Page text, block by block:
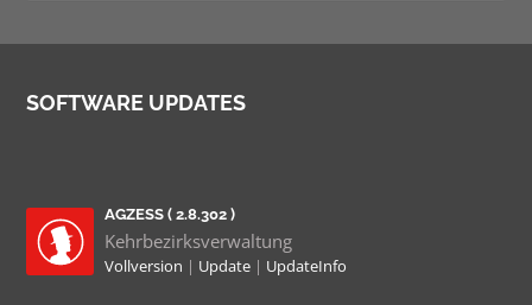
SOFTWARE UPDATES
AGZESS ( 2.8.302 )
Kehrbezirksverwaltung
Vollversion | Update | UpdateInfo